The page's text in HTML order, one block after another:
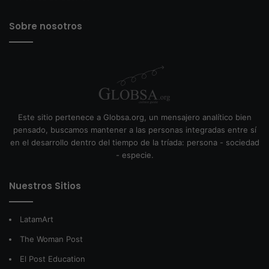
Sobre nosotros
Este sitio pertenece a Globsa.org, un mensajero analítico bien
pensado, buscamos mantener a las personas integradas entre sí
en el desarrollo dentro del tiempo de la tríada: persona - sociedad
- especie.
Nuestros Sitios
LatamArt
The Woman Post
El Post Education